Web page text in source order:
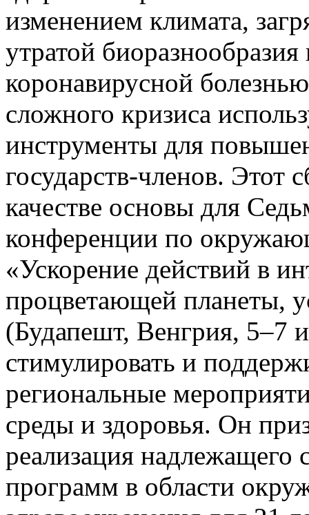
изменением климата,
утратой
коронавирусной
сложного кризиса
инструменты для
государств-членов. Этот
качестве основы для
конференции по
«Ускорение действий в
процветающей планеты,
(‎Будапешт, Венгрия, 5–7
стимулировать и
региональные
среды и здоровья. Он
реализация надлежащего
программ в области